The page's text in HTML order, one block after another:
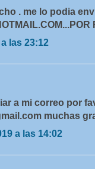
. me lo podia
las 23:12
a mi correo por
muchas
a las 14:02